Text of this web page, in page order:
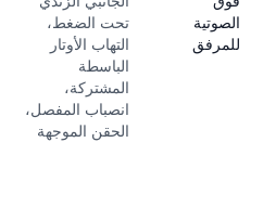
الصوتية
للمرفق
تحت الضغط،
التهاب الأوتار
الباسطة
المشتركة،
انصباب المفصل،
الحقن الموجهة